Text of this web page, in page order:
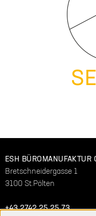
ESH BÜROMANUFAKTUR
Bretschneidergasse 1
3100 St.Pölten
+43 2742 25 25 73